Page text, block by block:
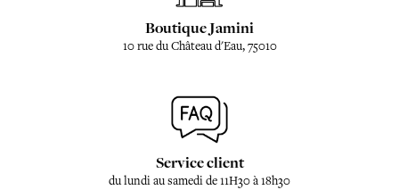
Boutique Jamini
10 rue du Château d'Eau, 75010
Service client
du lundi au samedi de 11H30 à 18h30